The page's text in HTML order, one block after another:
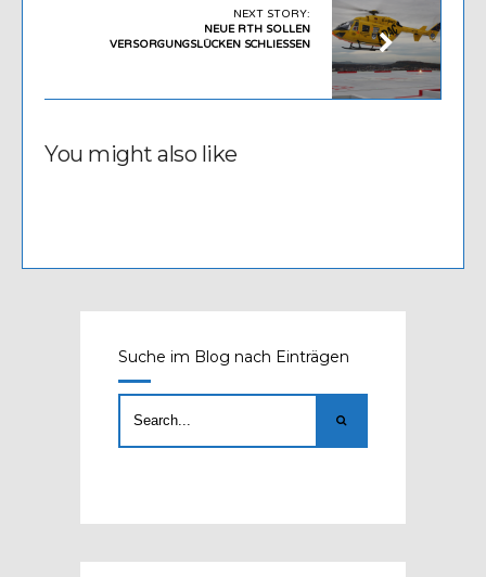
NEXT STORY:
NEUE RTH SOLLEN
VERSORGUNGSLÜCKEN SCHLIESSEN
You might also like
Suche im Blog nach Einträgen